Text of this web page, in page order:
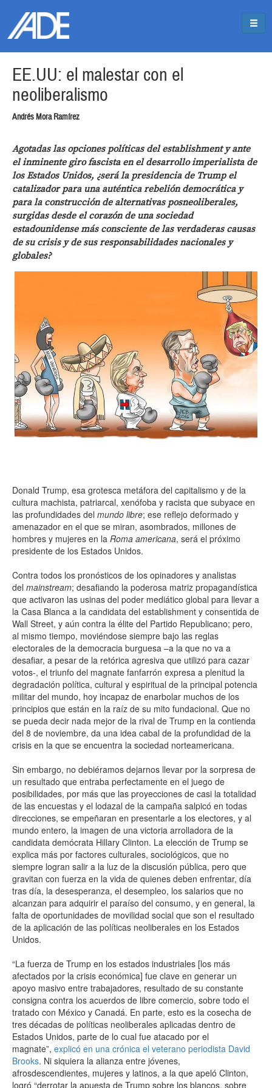
EE.UU: el malestar con el
neoliberalismo
Andrés Mora Ramírez
Agotadas las opciones políticas del establishment y ante
el inminente giro fascista en el desarrollo imperialista de
los Estados Unidos, ¿será la presidencia de Trump el
catalizador para una auténtica rebelión democrática y
para la construcción de alternativas posneoliberales,
surgidas desde el corazón de una sociedad
estadounidense más consciente de las verdaderas causas
de su crisis y de sus responsabilidades nacionales y
globales?
Donald Trump, esa grotesca metáfora del capitalismo y de la
cultura machista, patriarcal, xenófoba y racista que subyace en
las profundidades del mundo libre; ese reflejo deformado y
amenazador en el que se miran, asombrados, millones de
hombres y mujeres en la Roma americana, será el próximo
presidente de los Estados Unidos.
Contra todos los pronósticos de los opinadores y analistas
del mainstream; desafiando la poderosa matriz propagandística
que activaron las usinas del poder mediático global para llevar a
la Casa Blanca a la candidata del establishment y consentida de
Wall Street, y aún contra la élite del Partido Republicano; pero,
al mismo tiempo, moviéndose siempre bajo las reglas
electorales de la democracia burguesa –a la que no va a
desafiar, a pesar de la retórica agresiva que utilizó para cazar
votos-, el triunfo del magnate fanfarrón expresa a plenitud la
degradación política, cultural y espiritual de la principal potencia
militar del mundo, hoy incapaz de enarbolar muchos de los
principios que están en la raíz de su mito fundacional. Que no
se pueda decir nada mejor de la rival de Trump en la contienda
del 8 de noviembre, da una idea cabal de la profundidad de la
crisis en la que se encuentra la sociedad norteamericana.
Sin embargo, no debiéramos dejarnos llevar por la sorpresa de
un resultado que entraba perfectamente en el juego de
posibilidades, por más que las proyecciones de casi la totalidad
de las encuestas y el lodazal de la campaña salpicó en todas
direcciones, se empeñaran en presentarle a los electores, y al
mundo entero, la imagen de una victoria arrolladora de la
candidata demócrata Hillary Clinton. La elección de Trump se
explica más por factores culturales, sociológicos, que no
siempre logran salir a la luz de la discusión pública, pero que
gravitan con fuerza en la vida de quienes deben enfrentar, día
tras día, la desesperanza, el desempleo, los salarios que no
alcanzan para adquirir el paraíso del consumo, y en general, la
falta de oportunidades de movilidad social que son el resultado
de la aplicación de las políticas neoliberales en los Estados
Unidos.
“La fuerza de Trump en los estados industriales [los más
afectados por la crisis económica] fue clave en generar un
apoyo masivo entre trabajadores, resultado de su constante
consigna contra los acuerdos de libre comercio, sobre todo el
tratado con México y Canadá. En parte, esto es la cosecha de
tres décadas de políticas neoliberales aplicadas dentro de
Estados Unidos, parte de lo cual fue atacado por el
magnate”, explicó en una crónica el veterano periodista David
Brooks. Ni siquiera la alianza entre jóvenes,
afrosdescendientes, mujeres y latinos, a la que apeló Clinton,
logró “derrotar la apuesta de Trump sobre los blancos, sobre